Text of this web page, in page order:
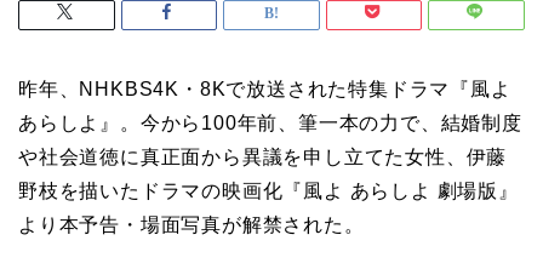
昨年、NHKBS4K・8Kで放送された特集ドラマ『風よ
あらしよ』。今から100年前、筆一本の力で、結婚制度
や社会道徳に真正面から異議を申し立てた女性、伊藤
野枝を描いたドラマの映画化『風よ あらしよ 劇場版』
より本予告・場面写真が解禁された。